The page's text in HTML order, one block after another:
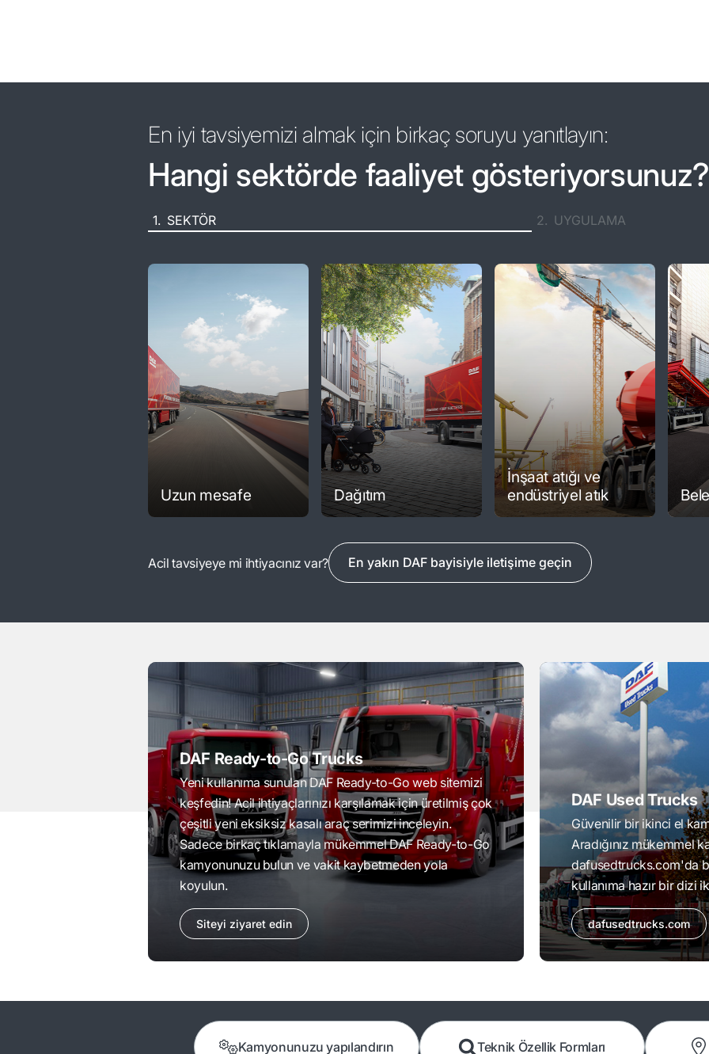
En iyi tavsiyemizi almak için birkaç soruyu yanıtlayın:
Hangi sektörde faaliyet gösteriyorsunuz?
1. SEKTÖR 2. UYGULAMA
Uzun mesafe Dağıtım
İnşaat atığı ve
endüstriyel atık
Acil tavsiyeye mi ihtiyacınız var? En yakın DAF bayisiyle iletişime geçin
DAF Ready-to-Go Trucks
Yeni kullanıma sunulan DAF Ready-to-Go web sitemizi
keşfedin! Acil ihtiyaçlarınızı karşılamak için üretilmiş çok
çeşitli yeni eksiksiz kasalı araç serimizi inceleyin.
Sadece birkaç tıklamayla mükemmel DAF Ready-to-Go
kamyonunuzu bulun ve vakit kaybetmeden yola
koyulun.
Siteyi ziyaret edin
DAF Used Trucks
Güvenilir bir ikinci el
Aradığınız mükemmel
dafusedtrucks.com'da
kullanıma hazır bir dizi
dafusedtrucks.com
Kamyonunuzu yapılandırın Teknik Özellik Formları